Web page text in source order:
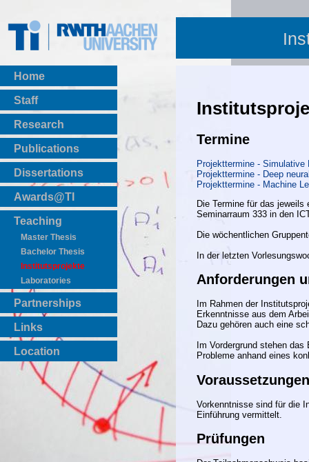
Home
Staff
Research
Publications
BibTeX Download
Dissertations
Awards@TI
Teaching
Master Thesis
Bachelor Thesis
Institutsprojekte
Laboratories
Partnerships
Links
Location
Termine
Projekttermine -
Projekttermine - Deep
Projekttermine - Machine
Die Termine für das
Seminarraum 333 in den
Die wöchentlichen
In der letzten
Anforderungen
Im Rahmen der
Erkenntnisse aus dem
Dazu gehören auch eine
Im Vordergrund stehen
Probleme anhand eines
Voraussetzungen
Vorkenntnisse sind für die
Einführung vermittelt.
Prüfungen